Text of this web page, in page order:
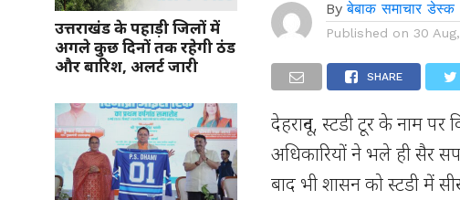
उत्तराखंड के पहाड़ी जिलों में
अगले कुछ दिनों तक रहेगी ठंड
और बारिश, अलर्ट जारी
By बेबाक समाचार डेस्क
Published on 30
SHARE
देहरादून, स्टडी टूर के नाम
अधिकारियों ने भले ही सैर
बाद भी शासन को स्टडी में